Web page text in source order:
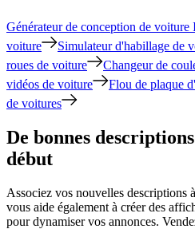
Générateur de conception de voiture
voiture
Simulateur d'habillage de
roues de voiture
Changeur de
vidéos de voiture
Flou de plaque
de voitures
De bonnes
début
Associez vos nouvelles descriptions
vous aide également à créer des
pour dynamiser vos annonces.